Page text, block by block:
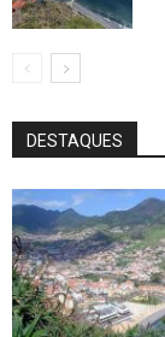
DESTAQUES